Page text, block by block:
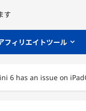
す
フィリエイトツール
6 has an issue on